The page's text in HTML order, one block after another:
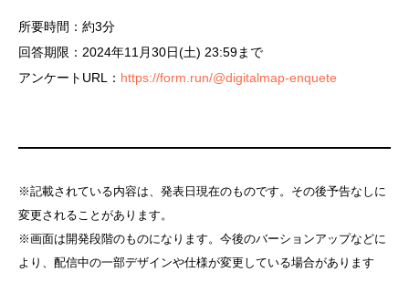
所要時間：約3分
回答期限：2024年11月30日(土) 23:59まで
アンケートURL： https://form.run/@digitalmap-enquete
※記載されている内容は、発表日現在のものです。その後予告なしに
変更されることがあります。
※画面は開発段階のものになります。今後のバーションアップなどに
より、配信中の一部デザインや仕様が変更している場合があります